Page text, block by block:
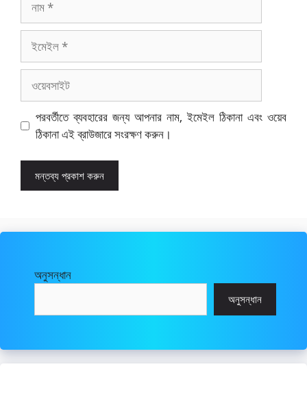
ইমেইল
পরবর্তীতে ব্যবহারের জন্য আপনার নাম, ইমেইল ঠিকানা এবং ওয়েব
ঠিকানা এই ব্রাউজারে সংরক্ষণ করুন।
অনুসন্ধান
অনুসন্ধান